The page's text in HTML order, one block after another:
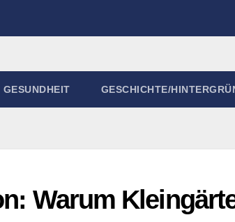
GESUNDHEIT GESCHICHTE/
Warum